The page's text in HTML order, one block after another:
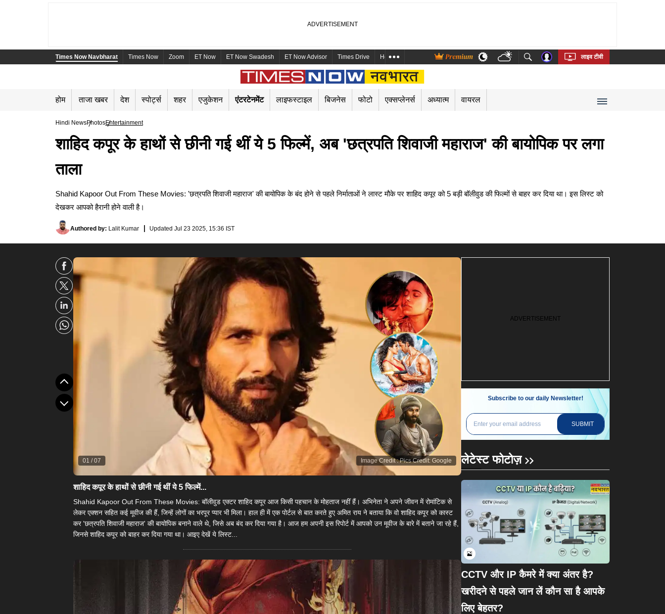
Times Now Navbharat Times Now Zoom ET Now ET Now Swadesh ET Now Advisor Times Drive Health and Me Marathi Bengali Telugu Tamil Kannada Malayalam
लाइव टीवी
होम ताजा खबर देश स्पोर्ट्स शहर एजुकेशन एंटरटेनमेंट लाइफस्टाइल बिजनेस फोटो एक्सप्लेनर्स अध्यात्म वायरल
Hindi NewsPhotosEntertainment
शाहिद कपूर के हाथों से छीनी गई थीं ये 5 फिल्में, अब 'छत्रपति शिवाजी महाराज' की बायोपिक पर लगा
ताला
Shahid Kapoor Out From These Movies: 'छत्रपति शिवाजी महाराज' की बायोपिक के बंद होने से पहले निर्माताओं ने लास्ट मौके पर शाहिद कपूर को 5 बड़ी बॉलीवुड की फिल्मों से बाहर कर दिया था। इस लिस्ट को
देखकर आपको हैरानी होने वाली है।
Authored by: Lalit Kumar Updated Jul 23 2025, 15:36 IST
Image Credit: Pics Credit: Google
01 /07
शाहिद कपूर के हाथों से छीनी गई थीं ये 5 फिल्में...
Shahid Kapoor Out From These Movies: बॉलीवुड एक्टर शाहिद कपूर आज किसी पहचान के मोहताज नहीं हैं। अभिनेता ने अपने जीवन में रोमांटिक से
लेकर एक्शन सहित कई मूवीज की हैं, जिन्हें लोगों का भरपूर प्यार भी मिला। हाल ही में एक पोर्टल से बात करते हुए अमित राय ने बताया कि वो शाहिद कपूर को कास्ट
कर 'छत्रपति शिवाजी महाराज' की बायोपिक बनाने वाले थे, जिसे अब बंद कर दिया गया है। आज हम अपनी इस रिपोर्ट में आपको उन मूवीज के बारे में बताने जा रहे हैं,
जिनसे शाहिद कपूर को बाहर कर दिया गया था। आइए देखें ये लिस्ट...
Subscribe to our daily Newsletter!
SUBMIT
लेटेस्ट फोटोज़
CCTV और IP कैमरे में क्या अंतर है?
खरीदने से पहले जान लें कौन सा है आपके
लिए बेहतर?